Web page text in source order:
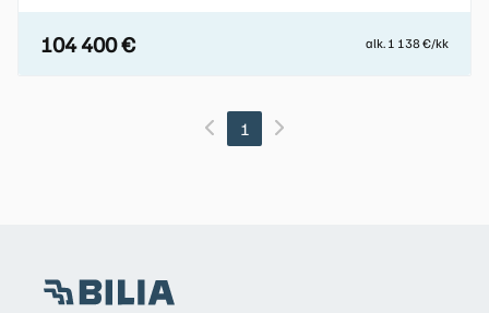
104 400 € alk. 1 138 €/kk
1